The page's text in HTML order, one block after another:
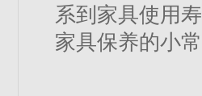
系到家具使用
家具保养的小